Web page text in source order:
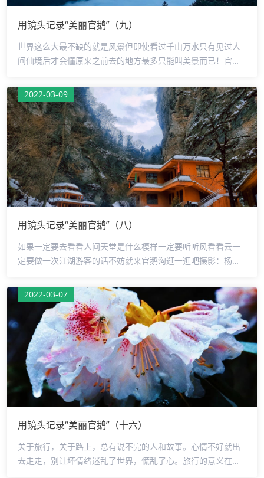
用镜头记录“美丽官鹅”（九）
世界这么大最不缺的就是风景但即使看过千山万水只有见过人
间仙境后才会懂原来之前去的地方最多只能叫美景而已！官鹅
军编辑：马艳芳
用镜头记录“美丽官鹅”（八）
如果一定要去看看人间天堂是什么模样一定要听听风看看云一
定要做一次江湖游客的话不妨就来官鹅沟逛一逛吧摄影：杨慧
2022-03-09
用镜头记录“美丽官鹅”（十六）
关于旅行，关于路上，总有说不完的人和故事。心情不好就出
去走走，别让坏情绪迷乱了世界，慌乱了心。旅行的意义在于
2022-03-07